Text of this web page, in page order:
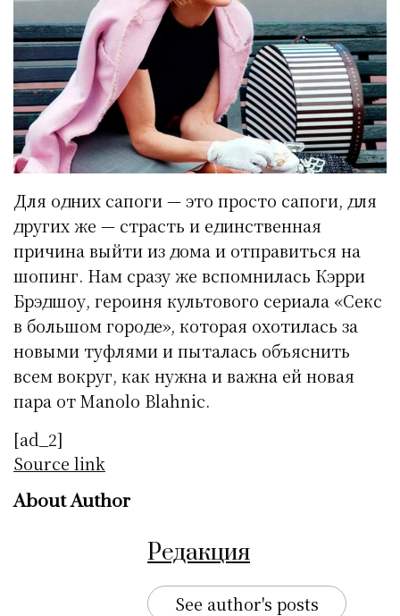
Для одних сапоги — это просто сапоги, для
других же — страсть и единственная
причина выйти из дома и отправиться на
шопинг. Нам сразу же вспомнилась Кэрри
Брэдшоу, героиня культового сериала «Секс
в большом городе», которая охотилась за
новыми туфлями и пыталась объяснить
всем вокруг, как нужна и важна ей новая
пара от Manolo Blahnic.
[ad_2]
Source link
About Author
Редакция
See author's posts